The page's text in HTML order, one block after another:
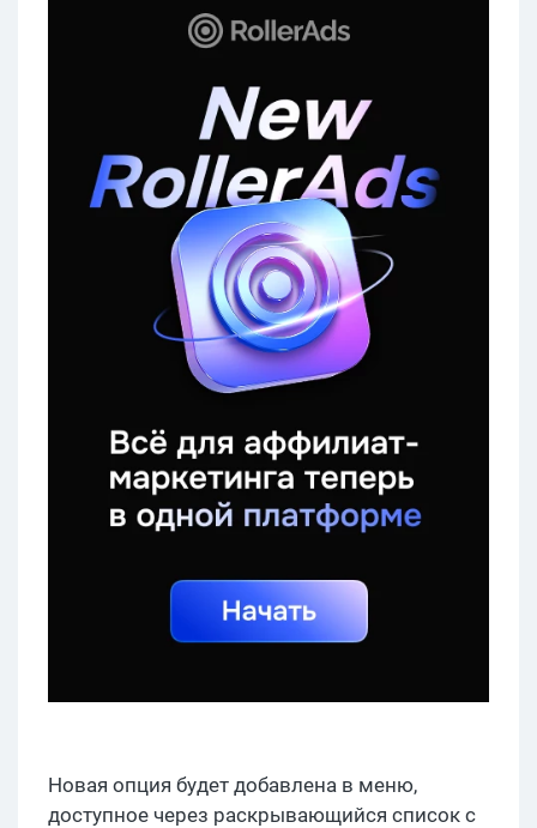
Новая опция будет добавлена ​​в меню,
доступное через раскрывающийся список с